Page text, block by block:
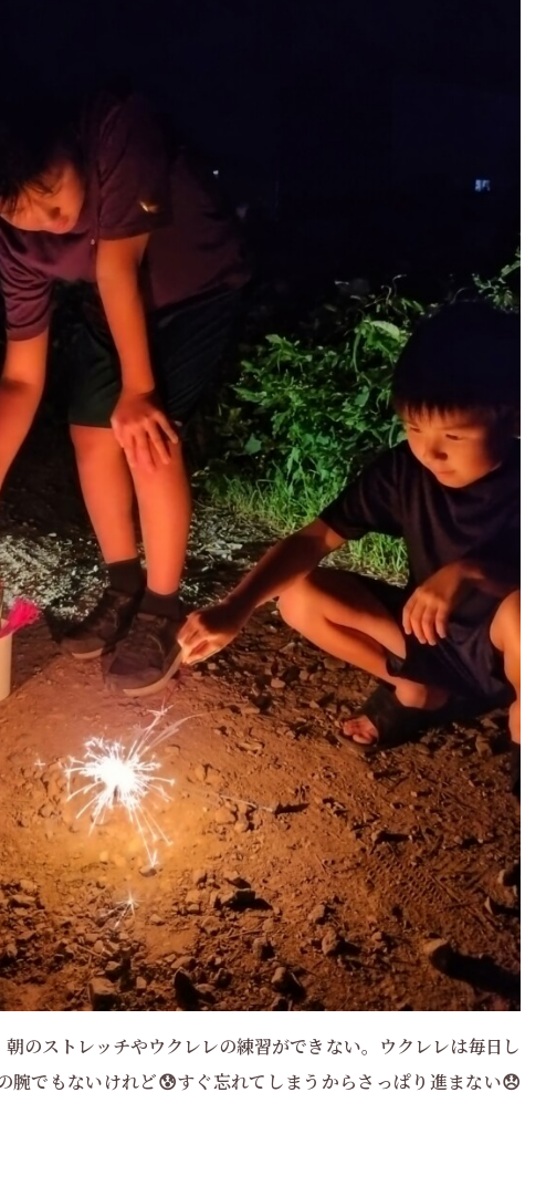
のストレッチやウクレレの練習ができない。ウクレレは毎日し
腕でもないけれど😰すぐ忘れてしまうからさっぱり進まない😞